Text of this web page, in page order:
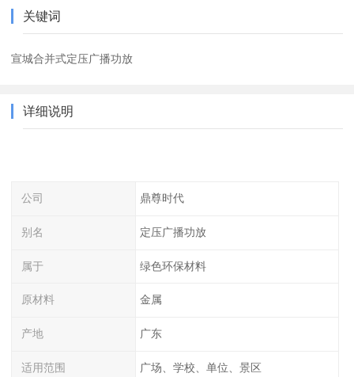
关键词
宣城合并式定压广播功放
详细说明
公司 鼎尊时代
别名 定压广播功放
属于 绿色环保材料
原材料 金属
产地 广东
适用范围 广场、学校、单位、景区